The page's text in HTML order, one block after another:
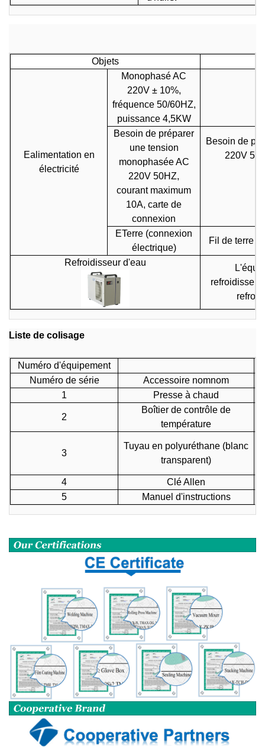
Objets
Ealimentation en
électricité
Monophasé AC
220V ± 10%,
fréquence 50/60HZ,
puissance 4,5KW
Besoin de préparer
une tension
monophasée AC
220V 50HZ,
courant maximum
10A, carte de
connexion
Besoin de
220V
ETerre (connexion
électrique)
Fil de terre
Refroidisseur d'eau
Liste de colisage
Numéro d'équipement
Numéro de série
Accessoire nomnom
1
Presse à chaud
2
Boîtier de contrôle de
température
3
Tuyau en polyuréthane (blanc
transparent)
4
Clé Allen
5
Manuel d'instructions